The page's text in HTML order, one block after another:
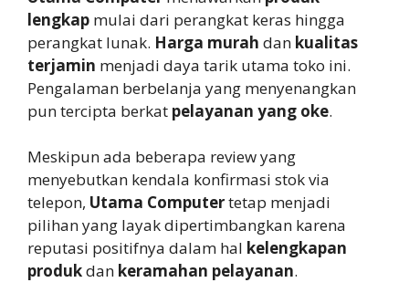
lengkap mulai dari perangkat keras hingga
perangkat lunak. Harga murah dan kualitas
terjamin menjadi daya tarik utama toko ini.
Pengalaman berbelanja yang menyenangkan
pun tercipta berkat pelayanan yang oke.
Meskipun ada beberapa review yang
menyebutkan kendala konfirmasi stok via
telepon, Utama Computertetap menjadi
pilihan yang layak dipertimbangkan karena
reputasi positifnya dalam hal kelengkapan
produkdan keramahan pelayanan.